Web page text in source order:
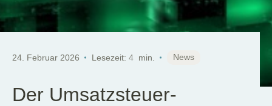
DE
24. Februar 2026 Lesezeit: 4 min. News
Der Umsatzsteuer-